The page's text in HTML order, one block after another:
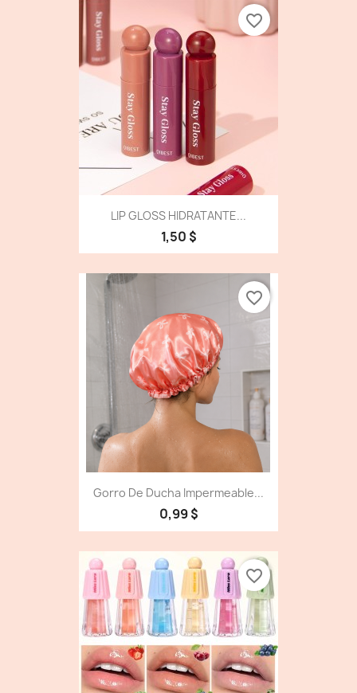
LIP GLOSS HIDRATANTE...
1,50 $
favorite_border
Gorro De Ducha Impermeable...
0,99 $
favorite_border
favorite_border